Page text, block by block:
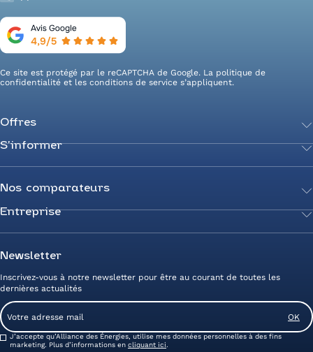
Ce site est protégé par le reCAPTCHA de Google. La politique de
confidentialité et les conditions de service s’appliquent.
Offres
Achetez votre énergie
Transition énergétique
Secteurs d’expertise
Optimisez vos taxes et compteurs
Mix énergie
Efficacité énergétique
Photovoltaïque
Energy Management
Entreprise zéro carbone
S’informer
Actualités
Guides de l’énergie
Livres blancs
Nos comparateurs
Comparateur Électricité
Comparateur Gaz
Prix du Gaz
Entreprise
Nous rejoindre
Devenez Partenaire
Avis clients Alliance des Energies
Contactez-nous
Service client
Newsletter
Inscrivez-vous à notre newsletter pour être au courant de toutes les
dernières actualités
Consent
J’accepte qu’Alliance des Énergies, utilise mes données personnelles à des fins
marketing. Plus d’informations en cliquant ici.
Email